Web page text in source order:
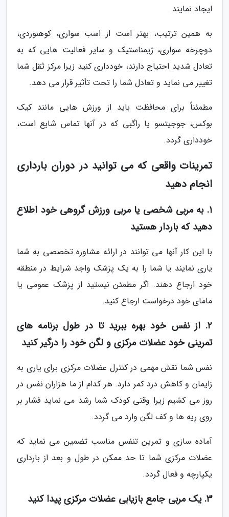
ایجاد نمایند.
به همین ترتیب، بهتر است از اسب سواری، کوهنوردی،
دوچرخه سواری، ژیمناستیک و سایر فعالیت هایی که به
تعادل شدید احتیاج دارند، خودداری کنید زیرا مرکز ثقل شما
تغییر می نماید و تعادل شما را تحت تأثیر قرار می دهد.
مطمئناً برای محافظت باید از ورزش هایی مانند کیک
بوکس، جوجیتسو یا راگبی که در آنها تماس شایع است،
خودداری گردد.
تمرینات واقعی که می توانید در دوران بارداری
انجام دهید
1. به مربی شخصی یا مربی ورزش گروهی خود اطلاع
دهید که باردار هستید
با این کار آنها می توانند در ارائه مشاوره تخصصی به شما
یاری نمایند یا شما را به یک پزشک واجد شرایط در منطقه
خود ارجاع دهند. اگر مطمئن نیستید از پزشک عمومی یا
مامای خود درخواست ارجاع کنید.
2. از نفس خود بهره ببرید تا در طول برنامه های
تمرینی خود عضلات مرکزی و لگن خود را درگیر کنید
نفس شما نقش مهمی در کنترل عضلات مرکزی برای یاری به
زایمان و کاهش درد کمر دارد. هر کدام از ما هزاران نفس در
روز می کشیم زیرا وقتی کودک شما رشد می نماید فشار بر
روی ریه ها و کف لگن وارد می گردد.
آماده سازی و تمرین تنفس مناسب تضمین می نماید که
عضلات مرکزی شما تا حد ممکن در طول و بعد از بارداری
یکپارچه و فعال گردد.
3. یک مربی جامع بازیابی عضلات مرکزی پیدا کنید